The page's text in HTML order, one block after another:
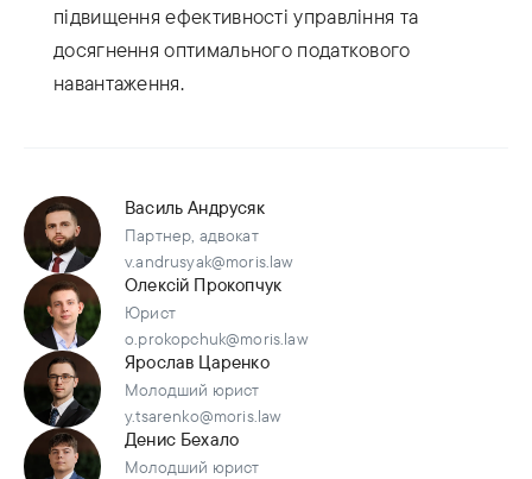
підвищення ефективності управління та
досягнення оптимального податкового
навантаження.
Василь Андрусяк
Партнер, адвокат
v.andrusyak@moris.law
Олексій Прокопчук
Юрист
o.prokopchuk@moris.law
Ярослав Царенко
Молодший юрист
y.tsarenko@moris.law
Денис Бехало
Молодший юрист